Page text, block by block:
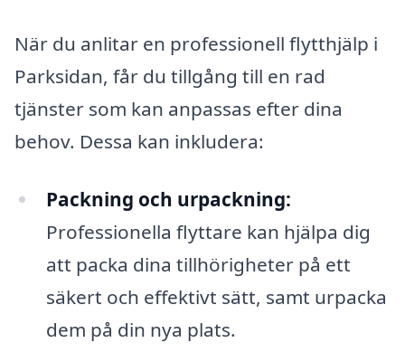
När du anlitar en professionell flytthjälp i
Parksidan, får du tillgång till en rad
tjänster som kan anpassas efter dina
behov. Dessa kan inkludera:
Packning och urpackning:
Professionella flyttare kan hjälpa dig
att packa dina tillhörigheter på ett
säkert och effektivt sätt, samt urpacka
dem på din nya plats.